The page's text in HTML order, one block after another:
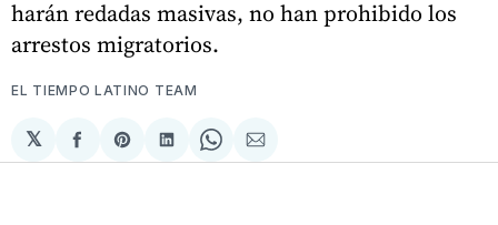
harán redadas masivas, no han prohibido los
arrestos migratorios.
EL TIEMPO LATINO TEAM
𝕏
Compartir
en
Share
on
Compartir
en
Share
on
Compartir
via